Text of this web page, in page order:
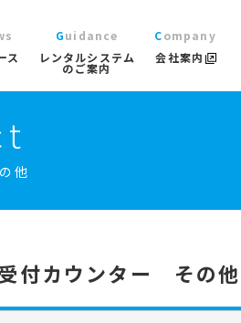
ーハウス事業 工事用テント・テント倉庫事業
ス
レンタルシステム
のご案内
Guidance
会社案内
Company
/ブログ
他
付カウンター その他